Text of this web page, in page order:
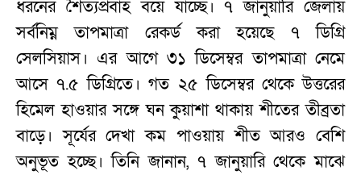
ধরনের শৈত্যপ্রবাহ বয়ে যাচ্ছে। ৭ জানুয়ারি জেলায়
সর্বনিম্ন তাপমাত্রা রেকর্ড করা হয়েছে ৭ ডিগ্রি
সেলসিয়াস। এর আগে ৩১ ডিসেম্বর তাপমাত্রা নেমে
আসে ৭.৫ ডিগ্রিতে। গত ২৫ ডিসেম্বর থেকে উত্তরের
হিমেল হাওয়ার সঙ্গে ঘন কুয়াশা থাকায় শীতের তীব্রতা
বাড়ে। সূর্যের দেখা কম পাওয়ায় শীত আরও বেশি
অনুভূত হচ্ছে। তিনি জানান, ৭ জানুয়ারি থেকে মাঝে